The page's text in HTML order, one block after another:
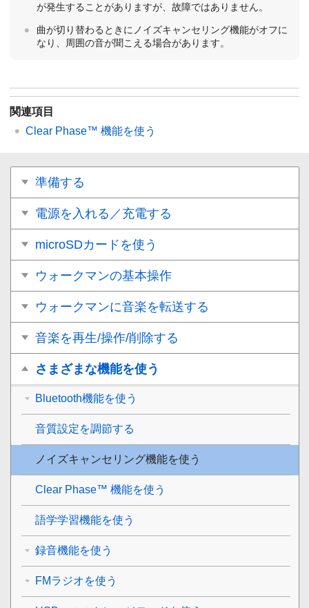
が発生することがありますが、故障ではありません。
曲が切り替わるときにノイズキャンセリング機能がオフに
なり、周囲の音が聞こえる場合があります。
関連項目
Clear Phase™ 機能を使う
準備する
電源を入れる／充電する
microSDカードを使う
ウォークマンの基本操作
ウォークマンに音楽を転送する
音楽を再生/操作/削除する
さまざまな機能を使う
Bluetooth機能を使う
音質設定を調節する
ノイズキャンセリング機能を使う
Clear Phase™ 機能を使う
語学学習機能を使う
録音機能を使う
FMラジオを使う